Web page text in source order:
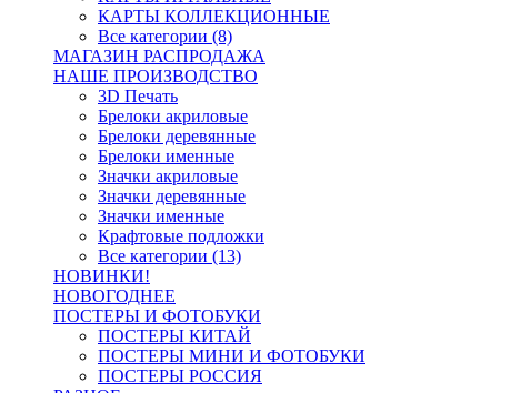
КАРТЫ КОЛЛЕКЦИОННЫЕ
Все категории (8)
МАГАЗИН РАСПРОДАЖА
НАШЕ ПРОИЗВОДСТВО
3D Печать
Брелоки акриловые
Брелоки деревянные
Брелоки именные
Значки акриловые
Значки деревянные
Значки именные
Крафтовые подложки
Все категории (13)
НОВИНКИ!
НОВОГОДНЕЕ
ПОСТЕРЫ И ФОТОБУКИ
ПОСТЕРЫ КИТАЙ
ПОСТЕРЫ МИНИ И ФОТОБУКИ
ПОСТЕРЫ РОССИЯ